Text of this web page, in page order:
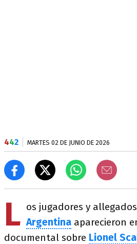
442 MARTES 02 DE JUNIO DE 2026
L os jugadores y
Argentina aparecieron
documental sobre Lionel